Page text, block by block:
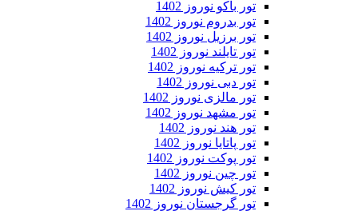
تور باکو نوروز 1402
تور بدروم نوروز 1402
تور برزیل نوروز 1402
تور تایلند نوروز 1402
تور ترکیه نوروز 1402
تور دبی نوروز 1402
تور مالزی نوروز 1402
تور مشهد نوروز 1402
تور هند نوروز 1402
تور پاتایا نوروز 1402
تور پوکت نوروز 1402
تور چین نوروز 1402
تور کیش نوروز 1402
تور گرجستان نوروز 1402